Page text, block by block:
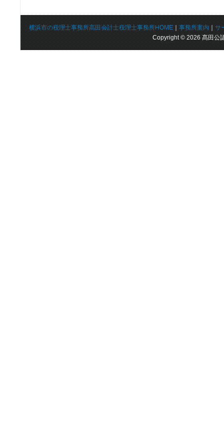
横浜市の税理士事務所高田会計士税理士事務所HOME｜事務所案内｜サ
Copyright © 2026 髙田公